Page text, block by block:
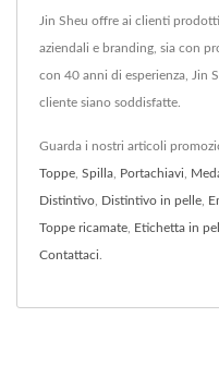
Jin Sheu offre ai clienti
aziendali e branding, sia con
con 40 anni di esperienza, Jin
cliente siano soddisfatte.
Guarda i nostri articoli
Toppe Spilla Portachiavi
Distintivo Distintivo in pelle
Toppe ricamate Etichetta in
Contattaci